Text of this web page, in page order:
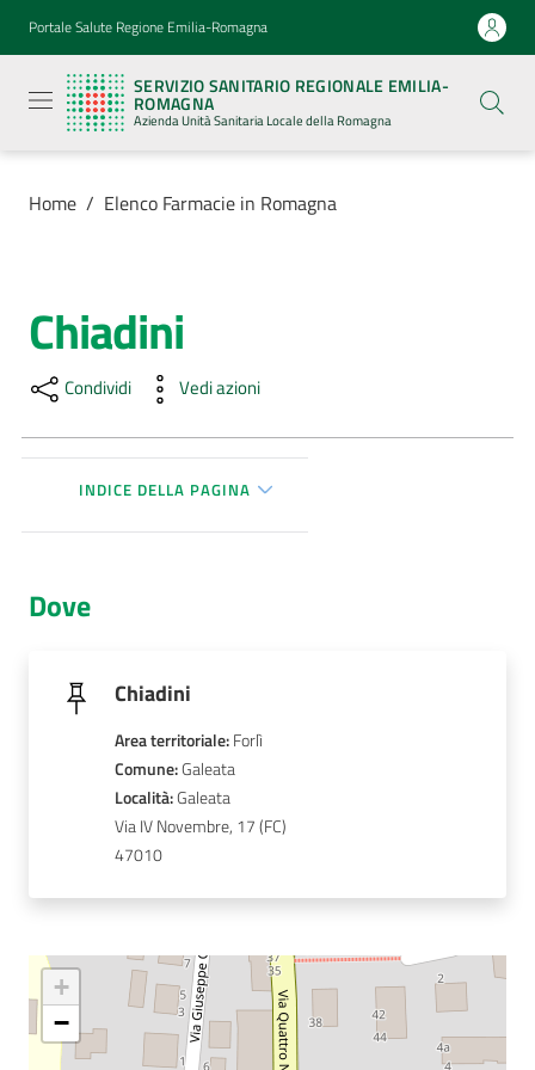
Vai al contenuto
Vai alla navigazione
Vai al footer
Portale Salute Regione Emilia-Romagna
SERVIZIO SANITARIO REGIONALE EMILIA-
ROMAGNA
Azienda Unità Sanitaria Locale della Romagna
Sanitario
Regionale
Emilia-
Romagna
Azienda
Sanitaria
Locale della
Azienda
Servizi
Luoghi
Comunica
Bandi
e
Home / Elenco Farmacie in Romagna
Salta al contenuto
Chiadini
Condividi Vedi azioni
INDICE DELLA PAGINA
Dove
Chiadini
Area territoriale:Forlì
Comune: Galeata
Località: Galeata
Via IV Novembre, 17
47010
+
−